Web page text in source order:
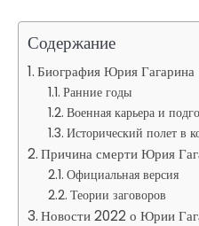
Содержание
Биография Юрия Гагарина
Ранние годы
Военная карьера и
Исторический полет в
Причина смерти Юрия
Официальная версия
Теории заговоров
Новости 2022 о Юрии